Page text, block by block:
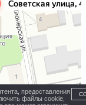
предоставления
файлы cookie,